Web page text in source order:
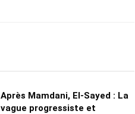
Après Mamdani, El-Sayed : La
vague progressiste et